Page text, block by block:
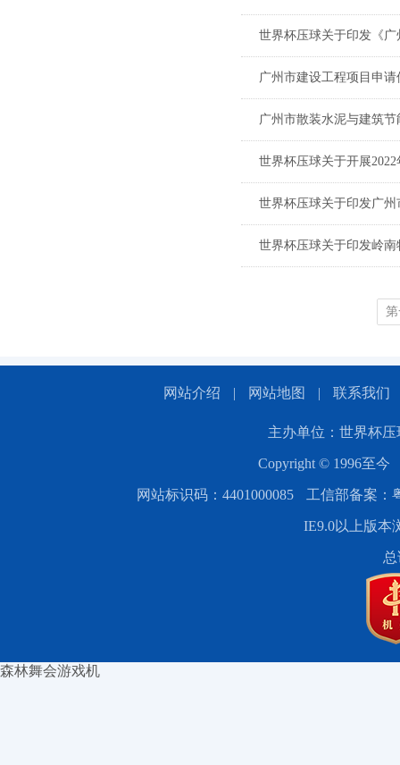
世界杯压球关于印发《
广州市建设工程项目申
广州市散装水泥与建筑
世界杯压球关于开展
世界杯压球关于印发广
世界杯压球关于印发岭
网站介绍 | 网站地图 | 联系我们
主办单位：世界杯压
Copyright © 1996至今
网站标识码：4401000085 工信部备案：
IE9.0以上版本
森林舞会游戏机